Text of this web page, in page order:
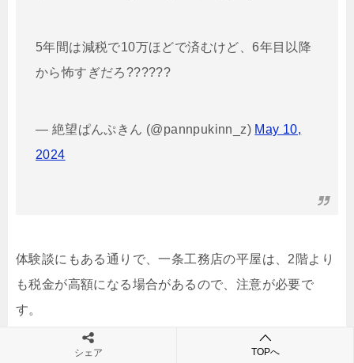
5年間は減税で10万ほどで済むけど、6年目以降
から怖すぎだろ??????
— 絶望ぱんぷきん (@pannpukinn_z) May 10,
2024
体験談にもある通りで、一条工務店の平屋は、2階より
も税金が高額になる場合があるので、注意が必要で
す。
シェア TOPへ